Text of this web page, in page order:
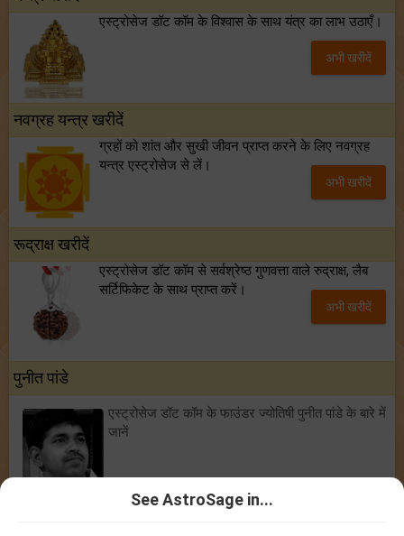
एस्ट्रोसेज डॉट कॉम के विश्वास के साथ यंत्र का लाभ उठाएँ।
अभी खरीदें
नवग्रह यन्त्र खरीदें
ग्रहों को शांत और सुखी जीवन प्राप्त करने के लिए नवग्रह
यन्त्र एस्ट्रोसेज से लें।
अभी खरीदें
रूद्राक्ष खरीदें
एस्ट्रोसेज डॉट कॉम से सर्वश्रेष्ठ गुणवत्ता वाले रुद्राक्ष, लैब
सर्टिफिकेट के साथ प्राप्त करें।
अभी खरीदें
पुनीत पांडे
एस्ट्रोसेज डॉट कॉम के फाउंडर ज्योतिषी पुनीत पांडे के बारे में
जानें
See AstroSage in...